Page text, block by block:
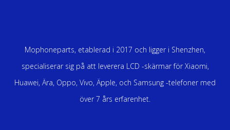
Mophoneparts, etablerad i 2017 och ligger i Shenzhen,
specialiserar sig på att leverera LCD -skärmar för Xiaomi,
Huawei, Ära, Oppo, Vivo, Äpple, och Samsung -telefoner med
över 7 års erfarenhet.